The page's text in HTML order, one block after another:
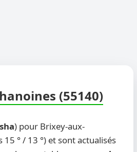
(55140)
) pour Brixey-aux-
° / 13 °) et sont actualisés